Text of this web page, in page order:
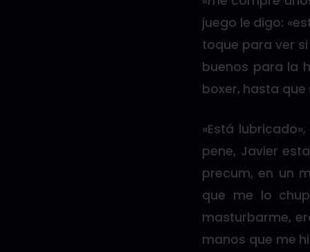
juego le digo:
toque para ver
buenos para la
boxer, hasta
«Está
pene, Javier
precum, en un
que me lo
masturbarme,
manos que me